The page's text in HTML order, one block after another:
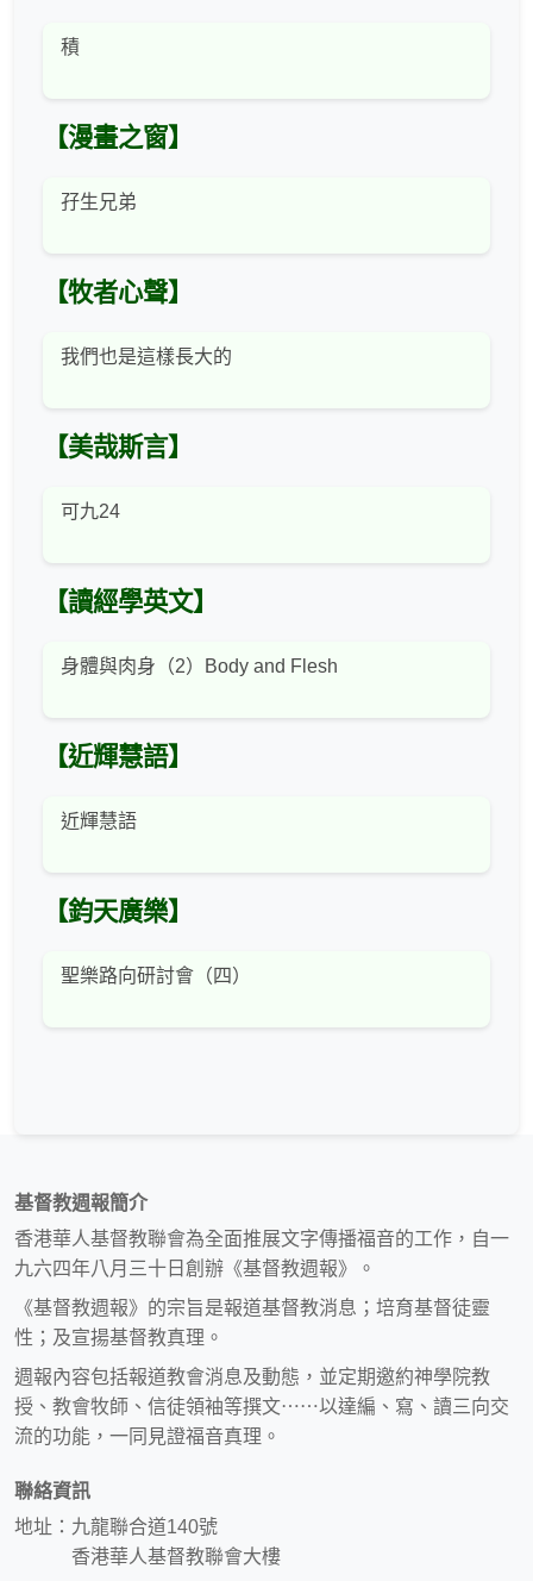
積
【漫畫之窗】
孖生兄弟
【牧者心聲】
我們也是這樣長大的
【美哉斯言】
可九24
【讀經學英文】
身體與肉身（2）Body and Flesh
【近輝慧語】
近輝慧語
【鈞天廣樂】
聖樂路向研討會（四）
基督教週報簡介
香港華人基督教聯會為全面推展文字傳播福音的工作，自一
九六四年八月三十日創辦《基督教週報》。
《基督教週報》的宗旨是報道基督教消息；培育基督徒靈
性；及宣揚基督教真理。
週報內容包括報道教會消息及動態，並定期邀約神學院教
授、教會牧師、信徒領袖等撰文⋯⋯以達編、寫、讀三向交
流的功能，一同見證福音真理。
聯絡資訊
地址：九龍聯合道140號
香港華人基督教聯會大樓